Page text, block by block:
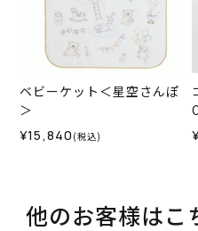
ベビーケット＜星空さんぽ
＞
¥15,840 (税込)
他のお客様はこ